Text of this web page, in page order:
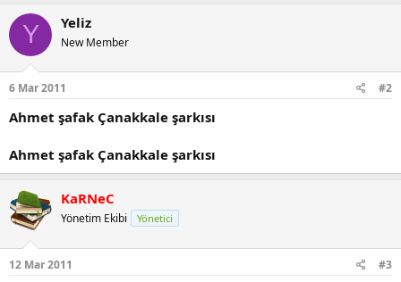
a
a
n
r
i
i
Y Yeliz
New Member
6 Mar 2011 #2
Ahmet şafak Çanakkale şarkısı
Ahmet şafak Çanakkale şarkısı
KaRNeC
Yönetim Ekibi Yönetici
12 Mar 2011 #3